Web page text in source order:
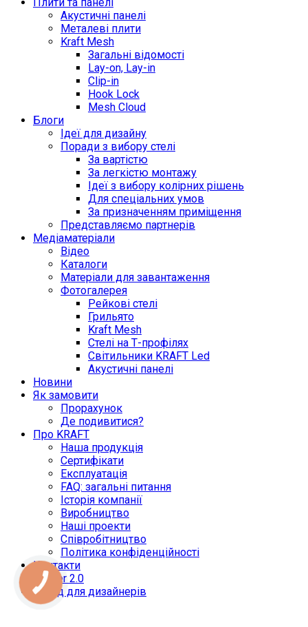
Акустичні панелі
Металеві плити
Kraft Mesh
Загальні відомості
Lay-on, Lay-in
Clip-in
Hook Lock
Mesh Cloud
Блоги
Ідеї для дизайну
Поради з вибору стелі
За вартістю
За легкістю монтажу
Ідеї з вибору колірних рішень
Для спеціальних умов
За призначенням приміщення
Представляємо партнерів
Медіаматеріали
Відео
Каталоги
Матеріали для завантаження
Фотогалерея
Рейкові стелі
Грильято
Kraft Mesh
Стелі на Т-профілях
Світильники KRAFT Led
Акустичні панелі
Новини
Як замовити
Прорахунок
Де подивитися?
Про KRAFT
Наша продукція
Сертифікати
Експлуатація
FAQ: загальні питання
Історія компанії
Виробництво
Наші проекти
Співробітництво
Політика конфіденційності
Контакти
Onliner 2.0
">Вхід для дизайнерів